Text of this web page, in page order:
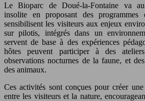
Le Bioparc de Doué-la-Fontaine va
insolite en proposant des programmes
sensibilisent les visiteurs aux enjeux
sur pilotis, intégrés dans un
servent de base à des expériences
hôtes peuvent participer à des
observations nocturnes de la faune, et
des animaux.
Ces activités sont conçues pour créer
entre les visiteurs et la nature,